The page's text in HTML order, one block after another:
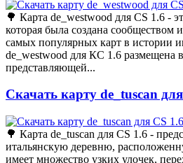
🌳 Карта de_westwood для CS 1.6 -
которая была создана сообществом
самых популярных карт в истории
de_westwood для КС 1.6 размещена
представляющей...
Скачать карту de_tuscan
🌳 Карта de_tuscan для CS 1.6 -
итальянскую деревню,
имеет множество узких улочек,